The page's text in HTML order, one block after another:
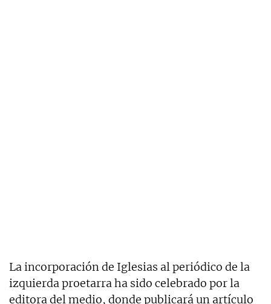
La incorporación de Iglesias al periódico de la
izquierda proetarra ha sido celebrado por la
editora del medio, donde publicará un artículo